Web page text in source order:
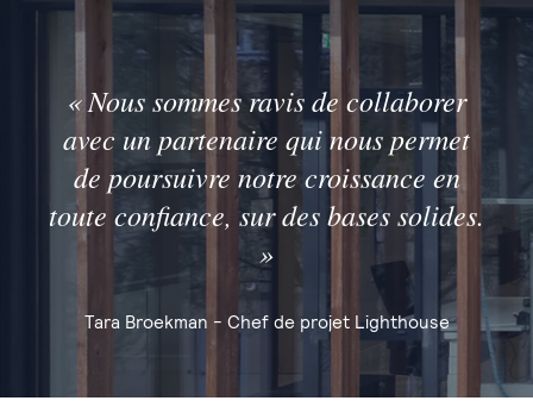
« Nous sommes ravis de collaborer
avec un partenaire qui nous permet
de poursuivre notre croissance en
toute confiance, sur des bases solides.
»
Tara Broekman - Chef de projet Lighthouse